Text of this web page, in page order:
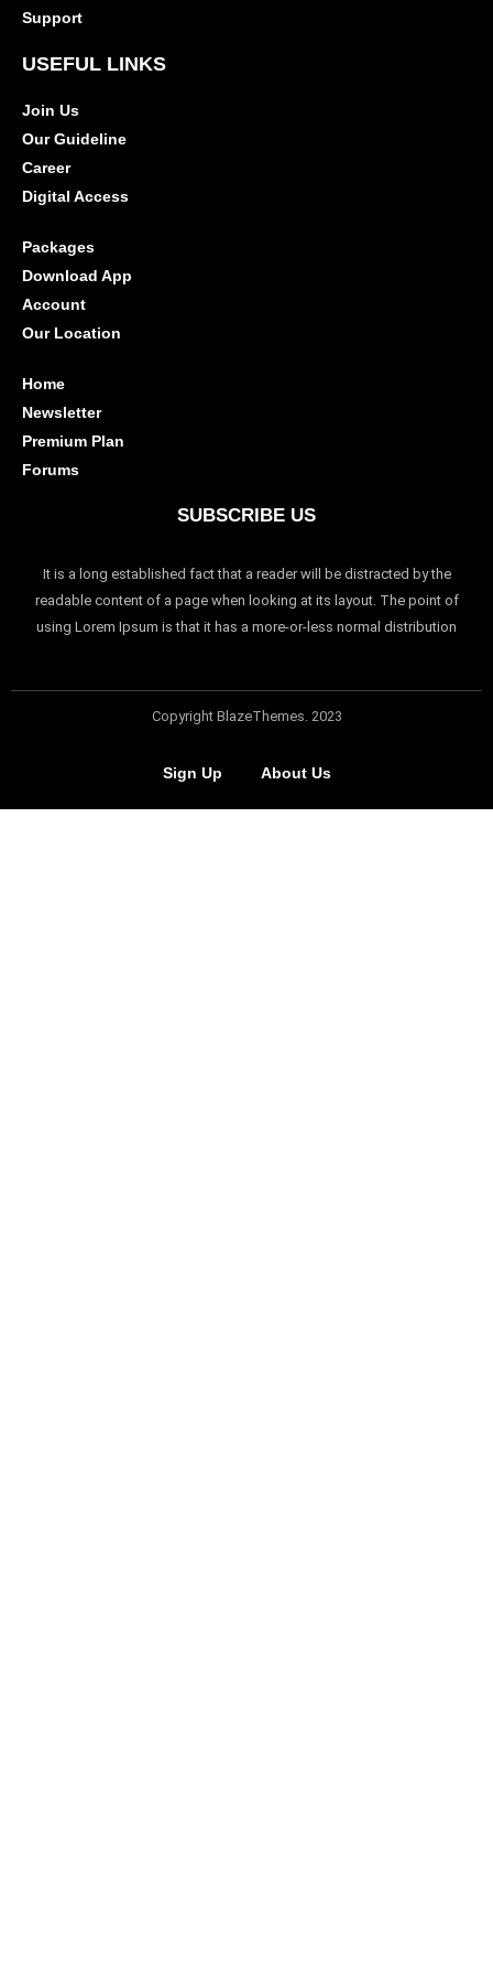
Support
USEFUL LINKS
Join Us
Our Guideline
Career
Digital Access
Packages
Download App
Account
Our Location
Home
Newsletter
Premium Plan
Forums
SUBSCRIBE US
It is a long established fact that a reader will be distracted by the
readable content of a page when looking at its layout. The point of
using Lorem Ipsum is that it has a more-or-less normal distribution
Copyright BlazeThemes. 2023
Sign Up About Us